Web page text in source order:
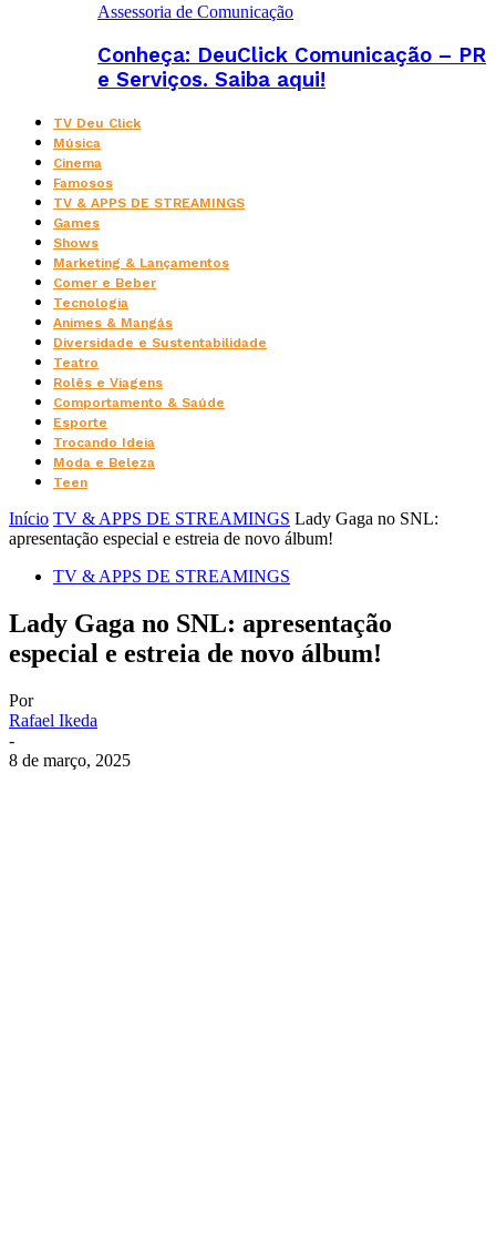
Assessoria de Comunicação
Conheça: DeuClick Comunicação – PR
e Serviços. Saiba aqui!
TV Deu Click
Música
Cinema
Famosos
TV & APPS DE STREAMINGS
Games
Shows
Marketing & Lançamentos
Comer e Beber
Tecnologia
Animes & Mangás
Diversidade e Sustentabilidade
Teatro
Rolês e Viagens
Comportamento & Saúde
Esporte
Trocando Ideia
Moda e Beleza
Teen
Início TV & APPS DE STREAMINGS Lady Gaga no SNL:
apresentação especial e estreia de novo álbum!
TV & APPS DE STREAMINGS
Lady Gaga no SNL: apresentação
especial e estreia de novo álbum!
Por
Rafael Ikeda
-
8 de março, 2025